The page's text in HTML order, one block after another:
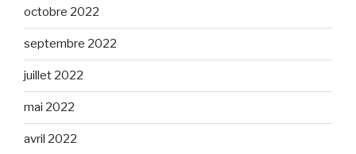
octobre 2022
septembre 2022
juillet 2022
mai 2022
avril 2022